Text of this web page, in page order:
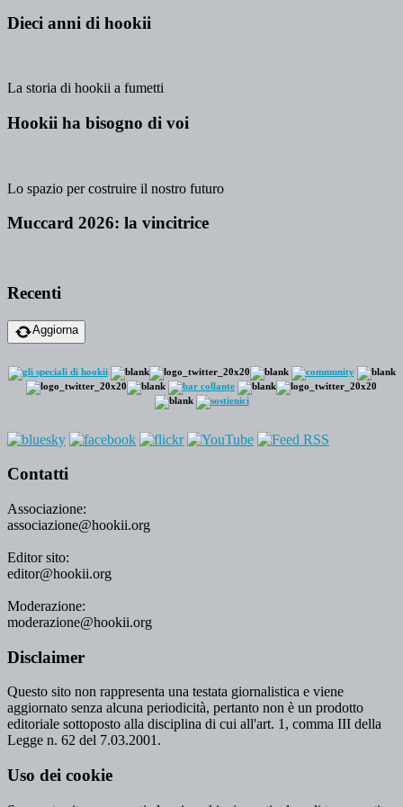
Dieci anni di hookii
La storia di hookii a fumetti
Hookii ha bisogno di voi
Lo spazio per costruire il nostro futuro
Muccard 2026: la vincitrice
Recenti
Aggiorna
Contatti
Associazione:
associazione@hookii.org
Editor sito:
editor@hookii.org
Moderazione:
moderazione@hookii.org
Disclaimer
Questo sito non rappresenta una testata giornalistica e viene
aggiornato senza alcuna periodicità, pertanto non è un prodotto
editoriale sottoposto alla disciplina di cui all'art. 1, comma III della
Legge n. 62 del 7.03.2001.
Uso dei cookie